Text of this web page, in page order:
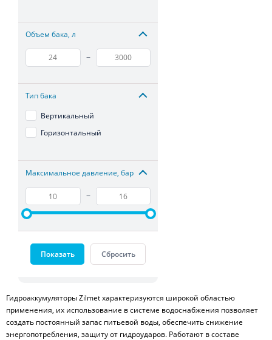
Объем бака, л
–
Тип бака
Вертикальный
Горизонтальный
Максимальное давление, бар
–
Показать Сбросить
Гидроаккумуляторы Zilmet характеризуются широкой областью
применения, их использование в системе водоснабжения позволяет
создать постоянный запас питьевой воды, обеспечить снижение
энергопотребления, защиту от гидроударов. Работают в составе